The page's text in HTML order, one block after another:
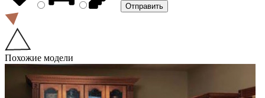
Похожие модели